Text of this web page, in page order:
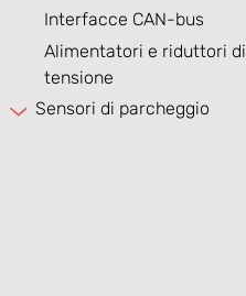
Interfacce CAN-bus
Alimentatori e riduttori di
tensione
Sensori di parcheggio